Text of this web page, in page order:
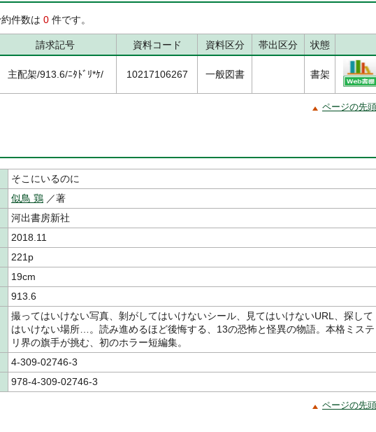
件数は 0 件です。
請求記号 資料コード 資料区分 帯出区分 状態
主配架/913.6/ﾆﾀﾄﾞﾘ*ｹ/ 10217106267 一般図書 書架
ページの先
そこにいるのに
似鳥 鶏 ／著
河出書房新社
2018.11
221p
19cm
913.6
撮ってはいけない写真、剝がしてはいけないシール、見てはいけないURL、探して
はいけない場所…。読み進めるほど後悔する、13の恐怖と怪異の物語。本格ミステ
リ界の旗手が挑む、初のホラー短編集。
4-309-02746-3
978-4-309-02746-3
ページの先